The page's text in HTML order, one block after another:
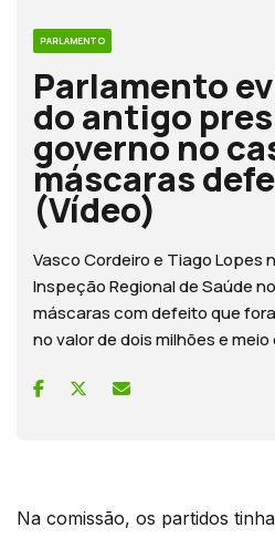
PARLAMENTO
Parlamento
do antigo
governo no
máscaras
(Vídeo)
Vasco Cordeiro e Tiago Lopes
Inspeção Regional de Saúde
máscaras com defeito que
no valor de dois milhões e
Na comissão, os partidos